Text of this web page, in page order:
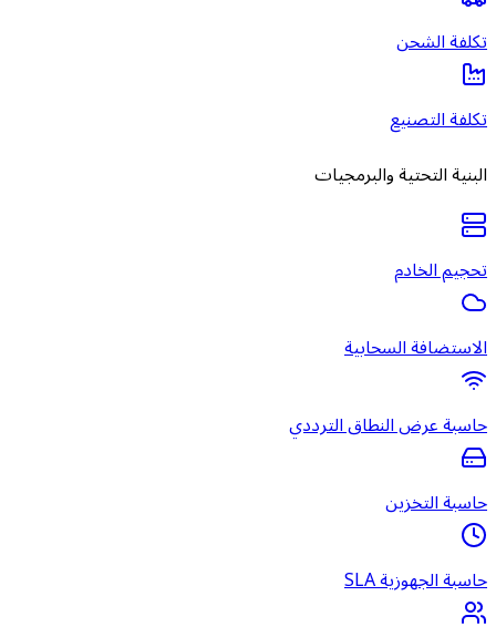
تكلفة الشحن
تكلفة التصنيع
البنية التحتية والبرمجيات
تحجيم الخادم
الاستضافة السحابية
حاسبة عرض النطاق الترددي
حاسبة التخزين
حاسبة الجهوزية SLA